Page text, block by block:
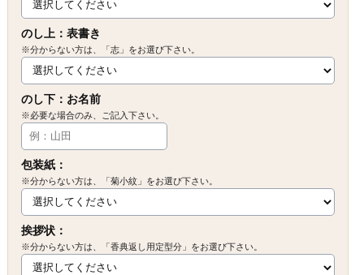
のし上：表書き
※分からない方は、「志」をお選び下さい。
のし下：お名前
※必要な場合のみ、ご記入下さい。
包装紙：
※分からない方は、「菊小紋」をお選び下さい。
挨拶状：
※分からない方は、「香典返し用定型分」をお選び下さい。